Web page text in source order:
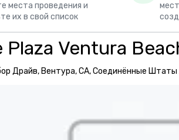
места проведения и
их в свой список
Plaza Ventura
Драйв, Вентура, CA, Соединённые Штаты